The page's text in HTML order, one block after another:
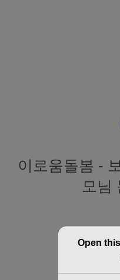
이로움돌봄 -
모님